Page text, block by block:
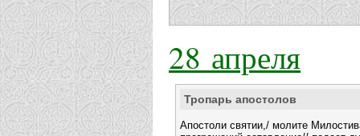
28 апреля
Тропарь апостолов
Апостоли святии,/ молите